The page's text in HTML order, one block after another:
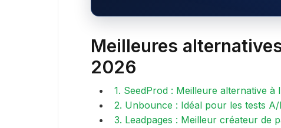
Meilleures
2026
1. SeedProd : Meilleure alternative
2. Unbounce : Idéal pour les tests
3. Leadpages : Meilleur créateur de